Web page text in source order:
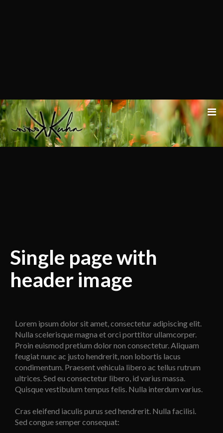
Single page with
header image
Lorem ipsum dolor sit amet, consectetur adipiscing elit.
Nulla scelerisque magna et orci porttitor ullamcorper.
Proin euismod pretium dolor non consectetur. Aliquam
feugiat nunc ac justo hendrerit, non lobortis lacus
condimentum. Praesent vehicula libero ac tellus rutrum
ultrices. Sed eu consectetur libero, id varius massa.
Quisque vestibulum tempus felis. Nulla interdum varius.
Cras eleifend iaculis purus sed hendrerit. Nulla facilisi.
Sed congue semper consequat: